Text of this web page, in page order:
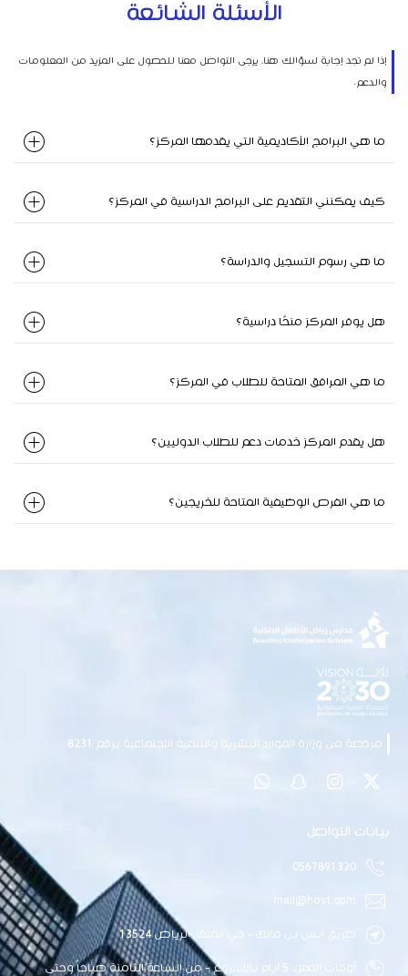
الأسئلة الشائعة
إذا لم تجد إجابة لسؤالك هنا، يرجى التواصل معنا للحصول على المزيد من المعلومات
والدعم.
ما هي البرامج الأكاديمية التي يقدمها المركز؟
كيف يمكنني التقديم على البرامج الدراسية في المركز؟
ما هي رسوم التسجيل والدراسة؟
هل يوفر المركز منحًا دراسية؟
ما هي المرافق المتاحة للطلاب في المركز؟
هل يقدم المركز خدمات دعم للطلاب الدوليين؟
ما هي الفرص الوظيفية المتاحة للخريجين؟
مرخصة من وزارة الموارد البشرية والتنمية الاجتماعية برقم 8231
بيانات التواصل
0567891320
mail@host.com
طريق أنس بن مالك - حي الملقا, الرياض 13524
أوقات العمل: 5 أيام بالأسبوع - من الساعة الثامنة صباحاً وحتى